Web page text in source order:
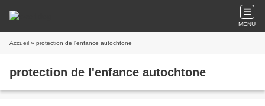
MENU
Accueil » protection de l'enfance autochtone
protection de l'enfance autochtone